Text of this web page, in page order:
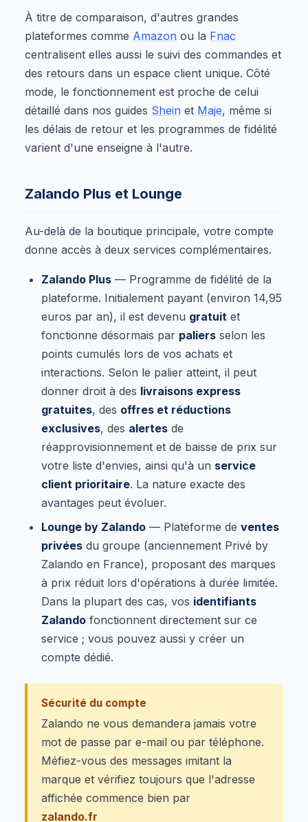
À titre de comparaison, d'autres grandes
plateformes comme Amazon ou la Fnac
centralisent elles aussi le suivi des commandes et
des retours dans un espace client unique. Côté
mode, le fonctionnement est proche de celui
détaillé dans nos guides Shein et Maje, même si
les délais de retour et les programmes de fidélité
varient d'une enseigne à l'autre.
Zalando Plus et Lounge
Au-delà de la boutique principale, votre compte
donne accès à deux services complémentaires.
Zalando Plus — Programme de fidélité de la
plateforme. Initialement payant (environ 14,95
euros par an), il est devenu gratuit et
fonctionne désormais par paliers selon les
points cumulés lors de vos achats et
interactions. Selon le palier atteint, il peut
donner droit à des livraisons express
gratuites, des offres et réductions
exclusives, des alertes de
réapprovisionnement et de baisse de prix sur
votre liste d'envies, ainsi qu'à un service
client prioritaire. La nature exacte des
avantages peut évoluer.
Lounge by Zalando — Plateforme de ventes
privées du groupe (anciennement Privé by
Zalando en France), proposant des marques
à prix réduit lors d'opérations à durée limitée.
Dans la plupart des cas, vos identifiants
Zalando fonctionnent directement sur ce
service ; vous pouvez aussi y créer un
compte dédié.
Sécurité du compte
Zalando ne vous demandera jamais votre
mot de passe par e-mail ou par téléphone.
Méfiez-vous des messages imitant la
marque et vérifiez toujours que l'adresse
affichée commence bien par
zalando.fr